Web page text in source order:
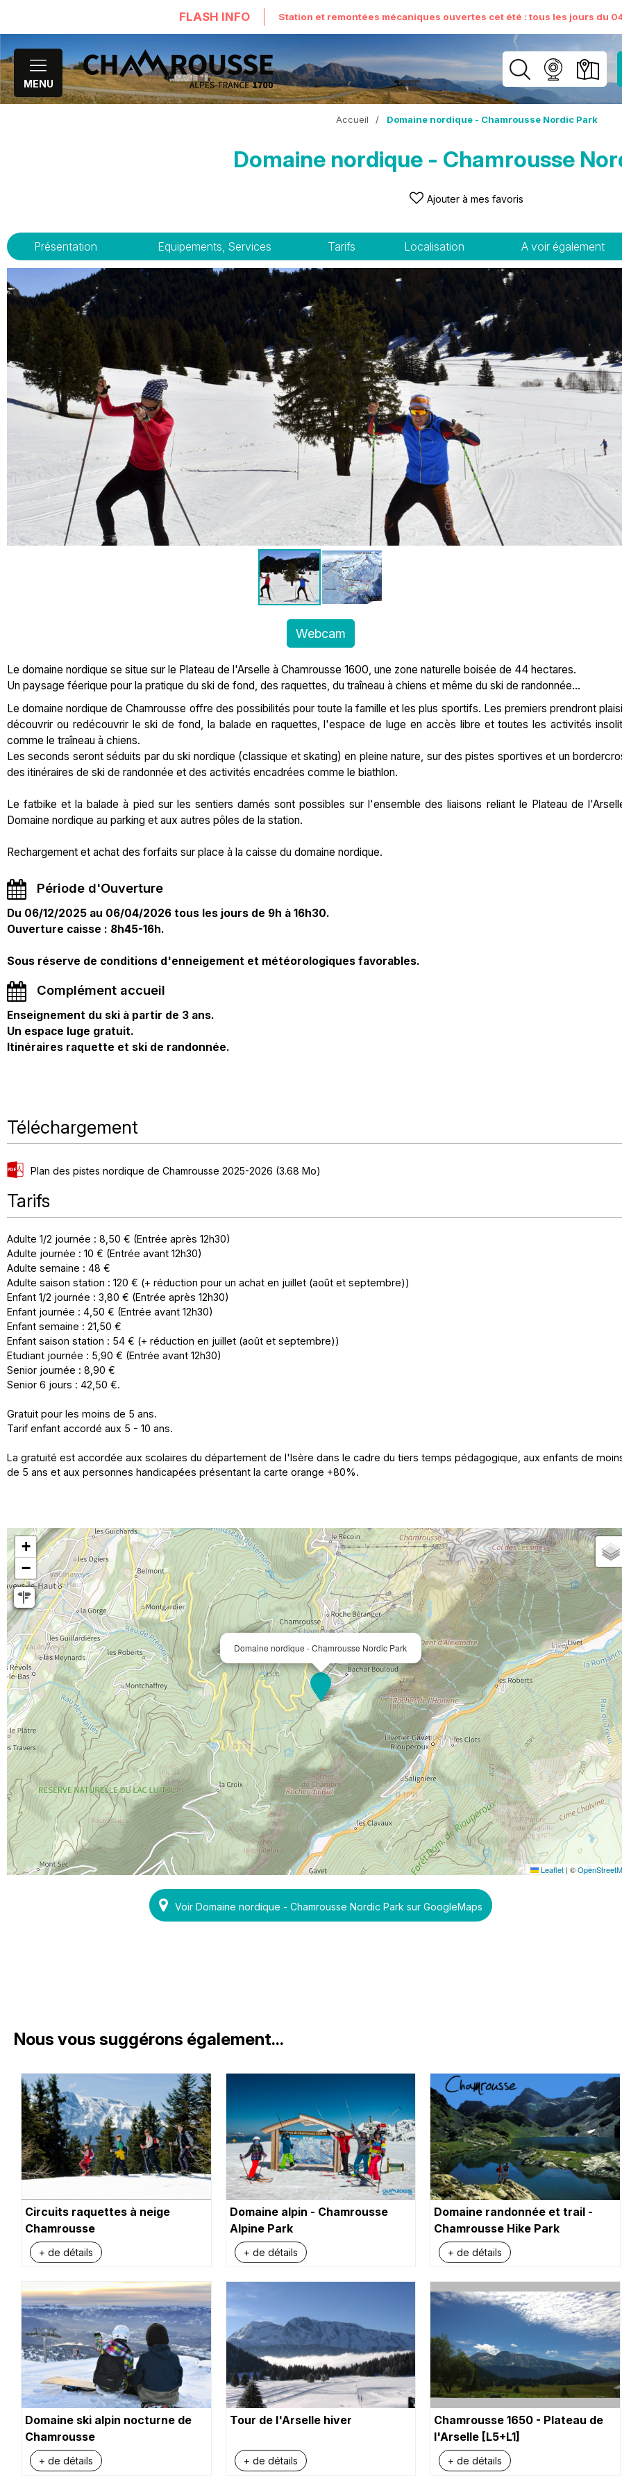
FLASH INFO Station et remontées mécaniques ouvertes cet été : tous les jours du
MENU
Accueil / Domaine nordique - Chamrousse Nordic Park
Domaine nordique - Chamrousse
Ajouter à mes favoris
Présentation Equipements, Services Tarifs Localisation A voir également
Webcam
Le domaine nordique se situe sur le Plateau de l'Arselle à Chamrousse 1600, une zone naturelle boisée de 44 hectares.
Un paysage féerique pour la pratique du ski de fond, des raquettes, du traîneau à chiens et même du ski de randonnée...
Le domaine nordique de Chamrousse offre des possibilités pour toute la famille et les plus sportifs. Les premiers prendront
découvrir ou redécouvrir le ski de fond, la balade en raquettes, l'espace de luge en accès libre et toutes les activités
comme le traîneau à chiens.
Les seconds seront séduits par du ski nordique (classique et skating) en pleine nature, sur des pistes sportives et un
des itinéraires de ski de randonnée et des activités encadrées comme le biathlon.
Le fatbike et la balade à pied sur les sentiers damés sont possibles sur l'ensemble des liaisons reliant le Plateau de
Domaine nordique au parking et aux autres pôles de la station.
Rechargement et achat des forfaits sur place à la caisse du domaine nordique.
Période d'Ouverture
Du 06/12/2025 au 06/04/2026 tous les jours de 9h à 16h30.
Ouverture caisse : 8h45-16h.
Sous réserve de conditions d'enneigement et météorologiques favorables.
Complément accueil
Enseignement du ski à partir de 3 ans.
Un espace luge gratuit.
Itinéraires raquette et ski de randonnée.
Téléchargement
Plan des pistes nordique de Chamrousse 2025-2026 (3.68 Mo)
Tarifs
Adulte 1/2 journée : 8,50 € (Entrée après 12h30)
Adulte journée : 10 € (Entrée avant 12h30)
Adulte semaine : 48 €
Adulte saison station : 120 € (+ réduction pour un achat en juillet (août et septembre))
Enfant 1/2 journée : 3,80 € (Entrée après 12h30)
Enfant journée : 4,50 € (Entrée avant 12h30)
Enfant semaine : 21,50 €
Enfant saison station : 54 € (+ réduction en juillet (août et septembre))
Etudiant journée : 5,90 € (Entrée avant 12h30)
Senior journée : 8,90 €
Senior 6 jours : 42,50 €.
Gratuit pour les moins de 5 ans.
Tarif enfant accordé aux 5 - 10 ans.
La gratuité est accordée aux scolaires du département de l'Isère dans le cadre du tiers temps pédagogique, aux enfants de
de 5 ans et aux personnes handicapées présentant la carte orange +80%.
Domaine nordique - Chamrousse Nordic Park
+
−
Leaflet | ©
Voir Domaine nordique - Chamrousse Nordic Park sur GoogleMaps
Nous vous suggérons également...
Circuits raquettes à neige
Chamrousse
+ de détails
Domaine alpin - Chamrousse
Alpine Park
+ de détails
Domaine randonnée et trail -
Chamrousse Hike Park
+ de détails
Domaine ski alpin nocturne de
Chamrousse
+ de détails
Tour de l'Arselle hiver
+ de détails
Chamrousse 1650 - Plateau de
l'Arselle [L5+L1]
+ de détails